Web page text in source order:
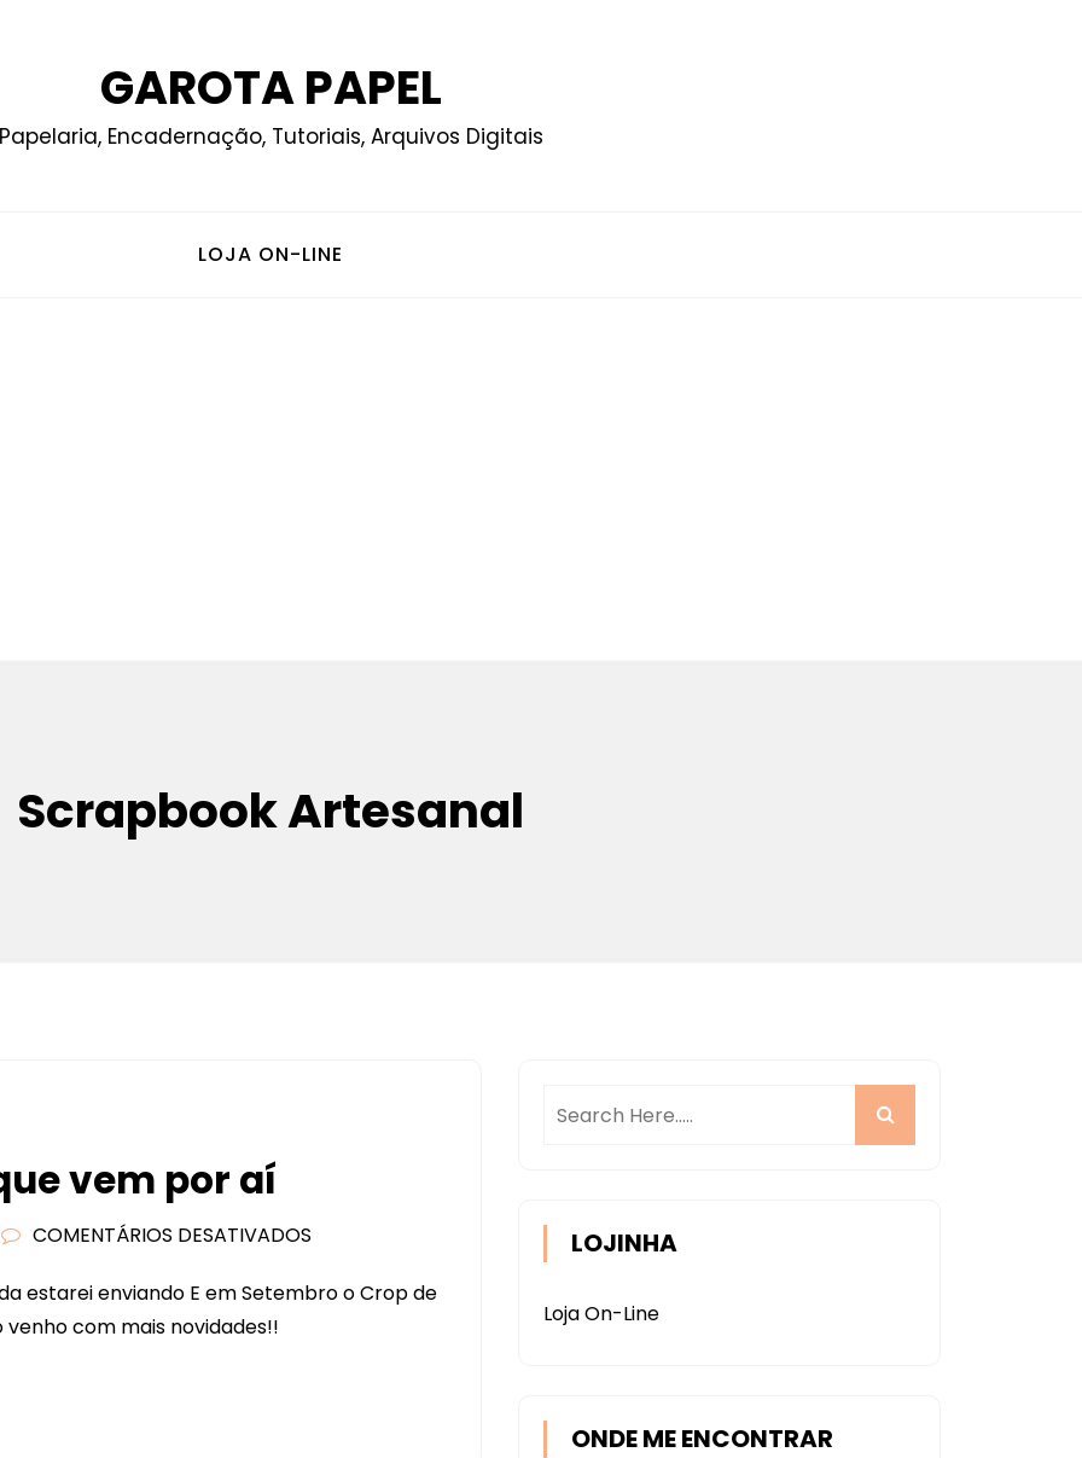
GAROTA PAPEL
Papelaria, Encadernação, Tutoriais, Arquivos Digitais
LOJA ON-LINE
Scrapbook Artesanal
vem por aí
COMENTÁRIOS DESATIVADOS
FAZENDO
estarei enviando E em Setembro o Crop de
venho com mais novidades!!
LOJINHA
Loja On-Line
ONDE ME ENCONTRAR